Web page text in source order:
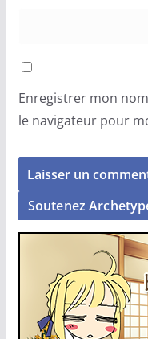
Enregistrer mon
le navigateur pour
Soutenez